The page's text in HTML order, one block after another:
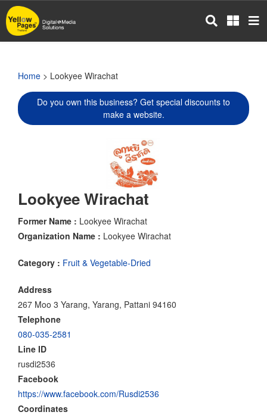
Skip
to
main
Home > Lookyee Wirachat
Do you own this business? Get special discounts to
make a website.
Lookyee Wirachat
Former Name : Lookyee Wirachat
Organization Name : Lookyee Wirachat
Category : Fruit & Vegetable-Dried
Address
267 Moo 3 Yarang, Yarang, Pattani 94160
Telephone
080-035-2581
Line ID
rusdi2536
Facebook
https://www.facebook.com/Rusdi2536
Coordinates